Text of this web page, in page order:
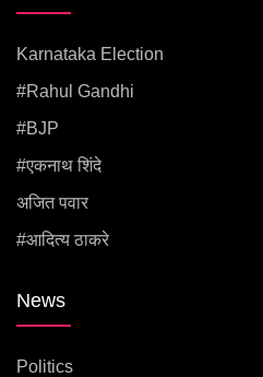
Karnataka Election
#rahul Gandhi
#BJP
#एकनाथ शिंदे
अजित पवार
#आदित्य ठाकरे
News
Politics